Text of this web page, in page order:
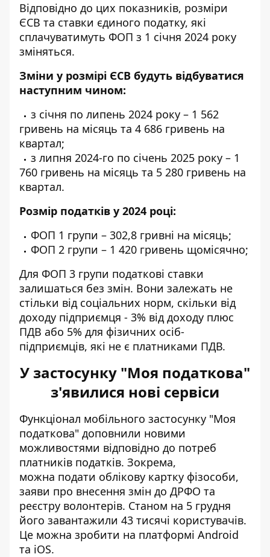
Відповідно до цих показників, розміри
ЄСВ та ставки єдиного податку, які
сплачуватимуть ФОП з 1 січня 2024 року
зміняться.
Зміни у розмірі ЄСВ будуть відбуватися
наступним чином:
з січня по липень 2024 року – 1 562
гривень на місяць та 4 686 гривень на
квартал;
з липня 2024-го по січень 2025 року – 1
760 гривень на місяць та 5 280 гривень на
квартал.
Розмір податків у 2024 році:
ФОП 1 групи – 302,8 гривні на місяць;
ФОП 2 групи – 1 420 гривень щомісячно;
Для ФОП 3 групи податкові ставки
залишаться без змін. Вони залежать не
стільки від соціальних норм, скільки від
доходу підприємця - 3% від доходу плюс
ПДВ або 5% для фізичних осіб-
підприємців, які не є платниками ПДВ.
У застосунку "Моя податкова"
з'явилися нові сервіси
Функціонал мобільного застосунку "Моя
податкова" доповнили новими
можливостями відповідно до потреб
платників податків. Зокрема,
можна подати облікову картку фізособи,
заяви про внесення змін до ДРФО та
реєстру волонтерів. Станом на 5 грудня
його завантажили 43 тисячі користувачів.
Це можна зробити на платформі Android
та iOS.